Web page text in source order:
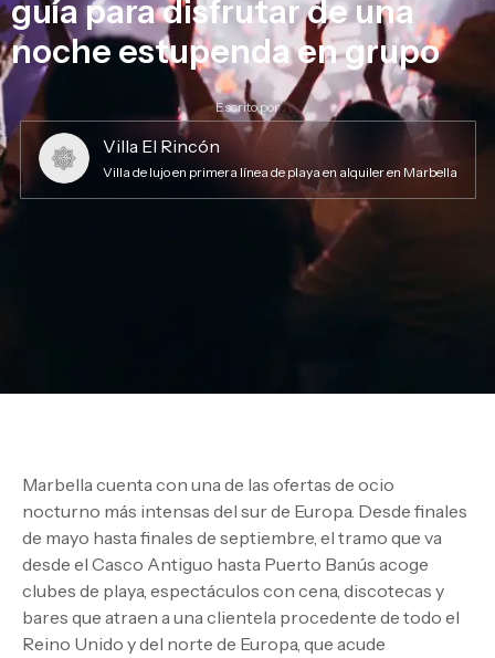
guía para disfrutar de una
noche estupenda en grupo
Escrito por
Villa El Rincón
Villa de lujo en primera línea de playa en alquiler en Marbella
Marbella cuenta con una de las ofertas de ocio
nocturno más intensas del sur de Europa. Desde finales
de mayo hasta finales de septiembre, el tramo que va
desde el Casco Antiguo hasta Puerto Banús acoge
clubes de playa, espectáculos con cena, discotecas y
bares que atraen a una clientela procedente de todo el
Reino Unido y del norte de Europa, que acude